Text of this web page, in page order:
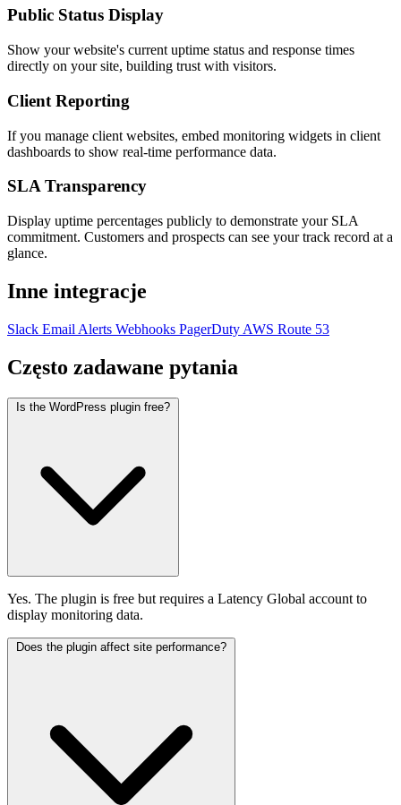
Public Status Display
Show your website's current uptime status and response times
directly on your site, building trust with visitors.
Client Reporting
If you manage client websites, embed monitoring widgets in client
dashboards to show real-time performance data.
SLA Transparency
Display uptime percentages publicly to demonstrate your SLA
commitment. Customers and prospects can see your track record at a
glance.
Inne integracje
Slack Email Alerts Webhooks PagerDuty AWS Route 53
Często zadawane pytania
Is the WordPress plugin free?
Yes. The plugin is free but requires a Latency Global account to
display monitoring data.
Does the plugin affect site performance?